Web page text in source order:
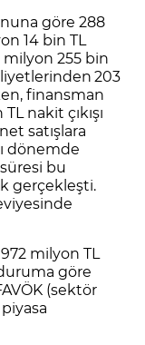
göre 288
14 bin TL
255 bin
203
finansman
nakit çıkışı
satışlara
dönemde
bu
gerçekleşti.
milyon TL
göre
(sektör